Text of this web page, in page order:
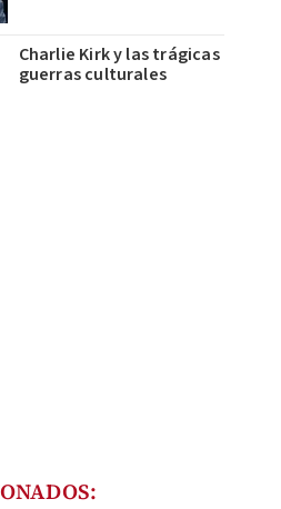
Charlie Kirk y las trágicas
guerras culturales